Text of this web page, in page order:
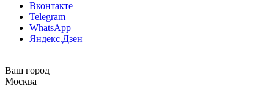
Вконтакте
Telegram
WhatsApp
Яндекс.Дзен
Ваш город
Москва